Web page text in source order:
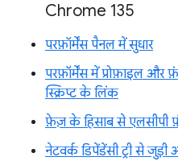
Chrome 135
परफ़ॉर्मेंस पैनल में सुधार
परफ़ॉर्मेंस में प्रोफ़ाइल
स्क्रिप्ट के लिंक
फ़ेज़ के हिसाब से एलसीपी
नेटवर्क डिपेंडेंसी ट्री से जुड़ी